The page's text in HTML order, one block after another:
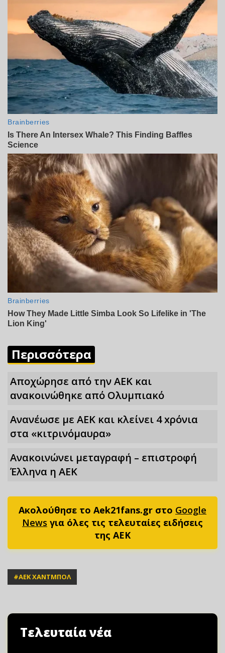
Περισσότερα
Αποχώρησε από την ΑΕΚ και
ανακοινώθηκε από Ολυμπιακό
Ανανέωσε με ΑΕΚ και κλείνει 4 xρόνια
στα «κιτρινόμαυρα»
Ανακοινώνει μεταγραφή – επιστροφή
Έλληνα η ΑΕΚ
Ακολούθησε το Aek21fans.gr στο Google
News για όλες τις τελευταίες ειδήσεις
της ΑΕΚ
#ΑΕΚ ΧΑΝΤΜΠΟΛ
Τελευταία νέα